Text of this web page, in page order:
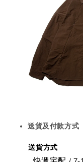
送貨及付款方式
送貨方式